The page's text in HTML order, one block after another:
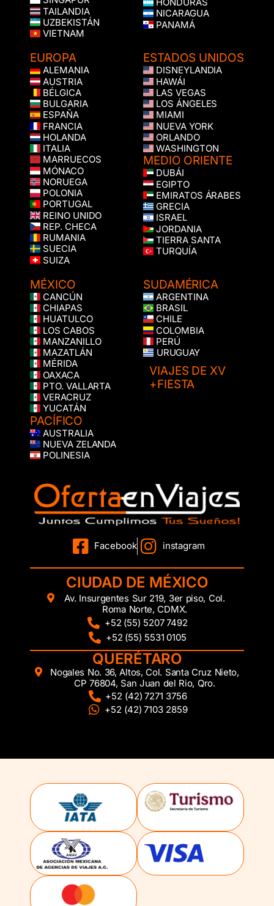
TAILANDIA
UZBEKISTÁN
VIETNAM
HONDURAS
NICARAGUA
PANAMÁ
EUROPA
ALEMANIA
AUSTRIA
BÉLGICA
BULGARIA
ESPAÑA
FRANCIA
HOLANDA
ITALIA
MARRUECOS
MÓNACO
NORUEGA
POLONIA
PORTUGAL
REINO UNIDO
REP. CHECA
RUMANIA
SUECIA
SUIZA
ESTADOS UNIDOS
DISNEYLANDIA
HAWÁI
LAS VEGAS
LOS ÁNGELES
MIAMI
NUEVA YORK
ORLANDO
WASHINGTON
MEDIO ORIENTE
DUBÁI
EGIPTO
EMIRATOS ÁRABES
GRECIA
ISRAEL
JORDANIA
TIERRA SANTA
TURQUÍA
MÉXICO
CANCÚN
CHIAPAS
HUATULCO
LOS CABOS
MANZANILLO
MAZATLÁN
MÉRIDA
OAXACA
PTO. VALLARTA
VERACRUZ
YUCATÁN
PACÍFICO
AUSTRALIA
NUEVA ZELANDA
POLINESIA
SUDAMÉRICA
ARGENTINA
BRASIL
CHILE
COLOMBIA
PERÚ
URUGUAY
VIAJES DE XV
+FIESTA
Facebook instagram
CIUDAD DE MÉXICO
Av. Insurgentes Sur 219, 3er piso, Col.
Roma Norte, CDMX.
+52 (55) 5207 7492
+52 (55) 5531 0105
QUERÉTARO
Nogales No. 36, Altos, Col. Santa Cruz Nieto,
CP 76804, San Juan del Rio, Qro.
+52 (42) 7271 3756
+52 (42) 7103 2859